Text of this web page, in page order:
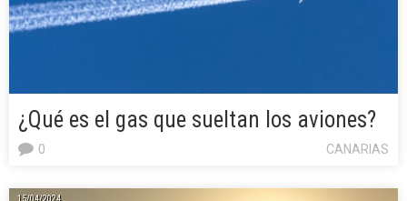
¿Qué es el gas que sueltan los aviones?
CANARIAS
0
15/04/2024